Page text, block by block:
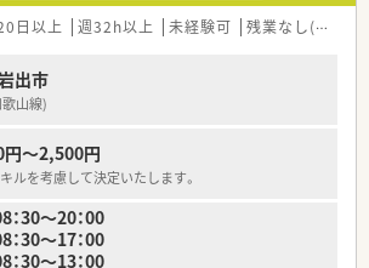
務内容】
クによる確実な監査業務や服薬指導を担当しま
でなく、居宅や施設への在宅訪問業務やお薬の配
開の強みを活かし、近隣店舗で急なお休みや突発
日以上 週32h以上 未経験可 残業なし(ほぼなし含む)
出市
山線)
～2,500円
ルを考慮して決定いたします。
：30～20：00
～17：00
～13：00